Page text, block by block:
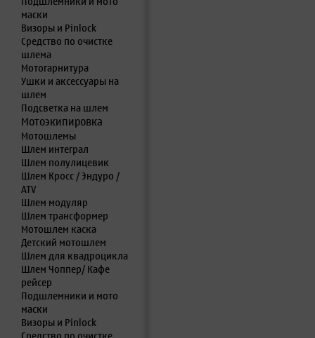
маски
Визоры и Pinlock
Средство по очистке
шлема
Мотогарнитура
Ушки и аксессуары на
шлем
Подсветка на шлем
Мотоэкипировка
Мотошлемы
Шлем интеграл
Шлем полулицевик
Шлем Кросс / Эндуро /
ATV
Шлем модуляр
Шлем трансформер
Мотошлем каска
Детский мотошлем
Шлем для квадроцикла
Шлем Чоппер/ Кафе
рейсер
Подшлемники и мото
маски
Визоры и Pinlock